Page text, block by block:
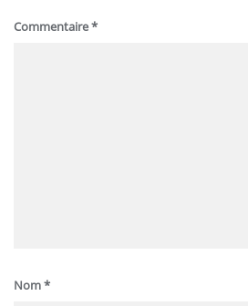
Commentaire*
Nom*